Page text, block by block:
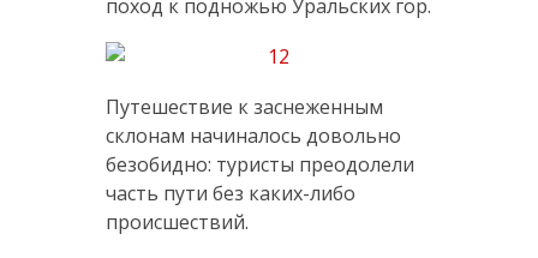
поход к подножью Уральских гор.
Путешествие к заснеженным
склонам начиналось довольно
безобидно: туристы преодолели
часть пути без каких-либо
происшествий.